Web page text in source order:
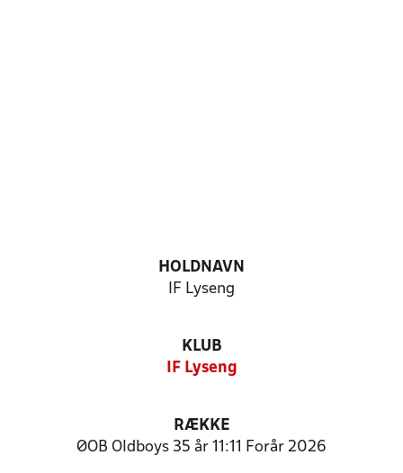
HOLDNAVN
IF Lyseng
KLUB
IF Lyseng
RÆKKE
ØOB Oldboys 35 år 11:11 Forår 2026